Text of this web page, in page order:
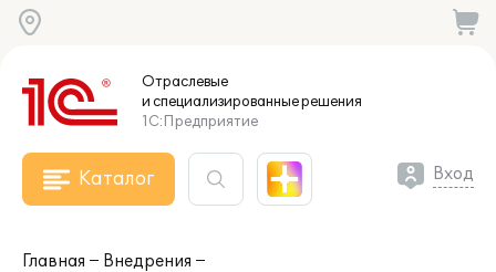
Отраслевые
и специализированныерешения
1С:Предприятие
Каталог Вход
Главная
Внедрения